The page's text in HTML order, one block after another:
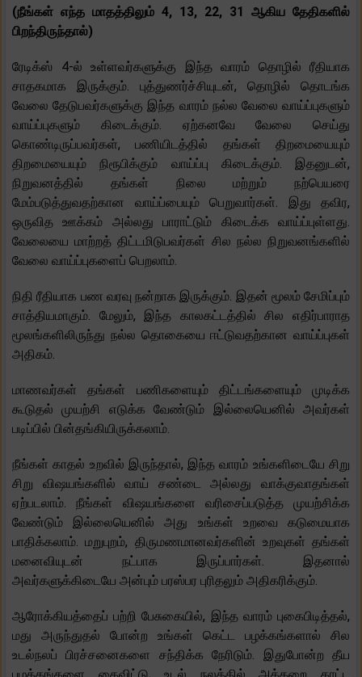
(நீங்கள் எந்த மாதத்திலும் 4, 13, 22, 31 ஆகிய தேதிகளில்
பிறந்திருந்தால்)
ரேடிக்ஸ் 4-ல் உள்ளவர்களுக்கு இந்த வாரம் தொழில் ரீதியாக
சாதகமாக இருக்கும். புத்துணர்ச்சியுடன், தொழில் தொடங்க
வேலை தேடுபவர்களுக்கு இந்த வாரம் நல்ல வேலை வாய்ப்புகளும்
வாய்ப்புகளும் கிடைக்கும். ஏற்கனவே வேலை செய்து
கொண்டிருப்பவர்கள், பணியிடத்தில் தங்கள் திறமையையும்
திறமையையும் நிரூபிக்கும் வாய்ப்பு கிடைக்கும். இதனுடன்,
நிறுவனத்தில் தங்கள் நிலை மற்றும் நற்பெயரை
மேம்படுத்துவதற்கான வாய்ப்பையும் பெறுவார்கள். இது தவிர,
ஒருவித ஊக்கம் அல்லது பாராட்டும் கிடைக்க வாய்ப்புள்ளது.
வேலையை மாற்றத் திட்டமிடுபவர்கள் சில நல்ல நிறுவனங்களில்
வேலை வாய்ப்புகளைப் பெறலாம்.
நிதி ரீதியாக பண வரவு நன்றாக இருக்கும். இதன் மூலம் சேமிப்பும்
சாத்தியமாகும். மேலும், இந்த காலகட்டத்தில் சில எதிர்பாராத
மூலங்களிலிருந்து நல்ல தொகையை ஈட்டுவதற்கான வாய்ப்புகள்
அதிகம்.
மாணவர்கள் தங்கள் பணிகளையும் திட்டங்களையும் முடிக்க
கூடுதல் முயற்சி எடுக்க வேண்டும் இல்லையெனில் அவர்கள்
படிப்பில் பின்தங்கியிருக்கலாம்.
நீங்கள் காதல் உறவில் இருந்தால், இந்த வாரம் உங்களிடையே சிறு
சிறு விஷயங்களில் வாய் சண்டை அல்லது வாக்குவாதங்கள்
ஏற்படலாம். நீங்கள் விஷயங்களை வரிசைப்படுத்த முயற்சிக்க
வேண்டும் இல்லையெனில் அது உங்கள் உறவை கடுமையாக
பாதிக்கலாம். மறுபுறம், திருமணமானவர்களின் உறவுகள் தங்கள்
மனைவியுடன் நட்பாக இருப்பார்கள். இதனால்
அவர்களுக்கிடையே அன்பும் பரஸ்பர புரிதலும் அதிகரிக்கும்.
ஆரோக்கியத்தைப் பற்றி பேசுகையில், இந்த வாரம் புகைபிடித்தல்,
மது அருந்துதல் போன்ற உங்கள் கெட்ட பழக்கங்களால் சில
உடல்நலப் பிரச்சனைகளை சந்திக்க நேரிடும். இதுபோன்ற தீய